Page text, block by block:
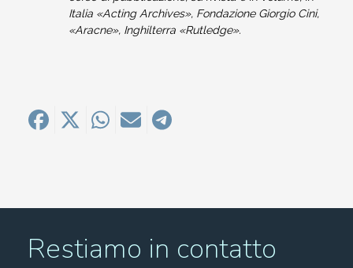
Italia «Acting Archives», Fondazione Giorgio Cini,
«Aracne», Inghilterra «Rutledge».
Restiamo in contatto